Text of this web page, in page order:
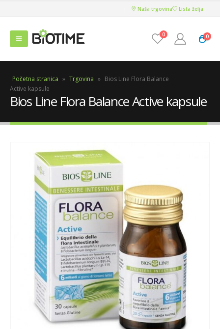
Naša trgovina Lista želja
0 0
Početna stranica » Trgovina » Bios Line Flora Balance
Active kapsule
Bios Line Flora Balance Active kapsule